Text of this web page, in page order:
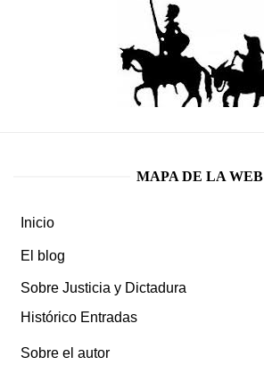
MAPA DE LA WEB
Inicio
El blog
Sobre Justicia y Dictadura
Histórico Entradas
Sobre el autor